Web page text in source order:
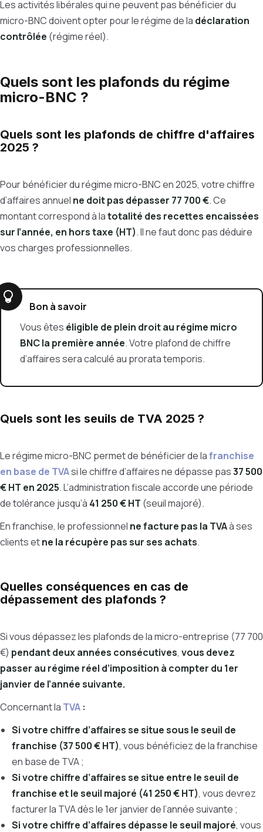
Les activités libérales qui ne peuvent pas bénéficier du
micro-BNC doivent opter pour le régime de la déclaration
contrôlée (régime réel).
Quels sont les plafonds du régime
micro-BNC ?
Quels sont les plafonds de chiffre d'affaires
2025 ?
Pour bénéficier du régime micro-BNC en 2025, votre chiffre
d’affaires annuel ne doit pas dépasser 77 700 €. Ce
montant correspond à latotalité des recettes encaissées
sur l’année, en hors taxe (HT). Il ne faut donc pas déduire
vos charges professionnelles.
Bon à savoir
Vous êtes éligible de plein droit au régime micro
BNC la première année. Votre plafond de chiffre
d’affaires sera calculé au prorata temporis.
Quels sont les seuils de TVA 2025 ?
Le régime micro-BNC permet de bénéficier de lafranchise
en base de TVAsi le chiffre d’affaires ne dépasse pas37 500
€ HT en 2025. L’administration fiscale accorde une période
de tolérance jusqu’à 41 250 € HT (seuil majoré).
En franchise, le professionnel ne facture pas la TVAà ses
clients etne la récupère pas sur ses achats.
Quelles conséquences en cas de
dépassement des plafonds ?
Si vous dépassez les plafonds de la micro-entreprise (77 700
€) pendant deux années consécutives, vous devez
passer au régime réel d’imposition à compter du 1er
janvier de l’année suivante.
Concernant la TVA :
Si votre chiffre d’affaires se situe sous le seuil de
franchise (37 500 € HT), vous bénéficiez de la franchise
en base de TVA ;
Si votre chiffre d’affaires se situe entre le seuil de
franchise et le seuil majoré (41 250 € HT), vous devrez
facturer la TVA dès le 1er janvier de l’année suivante ;
Si votre chiffre d’affaires dépasse le seuil majoré, vous